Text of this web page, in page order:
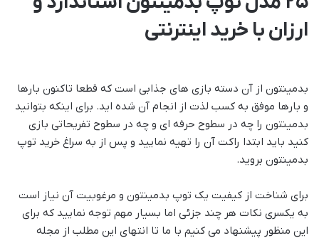
ارزان با خرید اینترنتی
بدمینتون از آن دسته بازی های جذابی است که قطعا تاکنون بارها
و بارها موفق به کسب لذت از انجام آن شده اید. برای اینکه بتوانید
بدمینتون را چه در سطوح حرفه ای و چه در سطوح تفریحاتی بازی
کنید باید ابتدا راکت آن را تهیه نمایید و پس از به سراغ خرید توپ
بدمینتون بروید.
برای شناخت از کیفیت یک توپ بدمینتون و مرغوبیت آن نیاز است
به یکسری نکات هر چند جزئی اما بسیار مهم توجه نمایید که برای
این منظور پیشنهاد می کنیم با ما تا انتهای این مطلب از مجله